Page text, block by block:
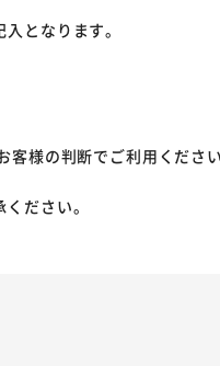
となります。
様の判断でご利用くださ
ださい。